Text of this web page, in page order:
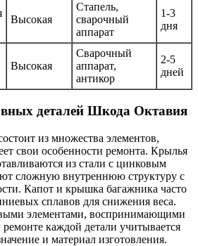
Высокая
Стапель,
сварочный
аппарат
1-3
дня
Высокая
Сварочный
аппарат,
антикор
2-5
дней
деталей Шкода Октавия
из множества элементов,
свои особенности ремонта. Крылья
из стали с цинковым
сложную внутреннюю структуру с
Капот и крышка багажника часто
сплавов для снижения веса.
элементами, воспринимающими
каждой детали учитывается
и материал изготовления.